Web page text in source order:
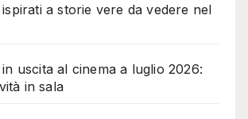
a storie vere da vedere nel
uscita al cinema a luglio 2026:
in sala